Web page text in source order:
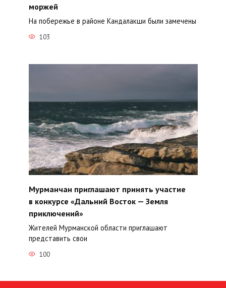
моржей
На побережье в районе Кандалакши были замечены
103
Мурманчан приглашают принять участие
в конкурсе «Дальний Восток — Земля
приключений»
Жителей Мурманской области приглашают
представить свои
100